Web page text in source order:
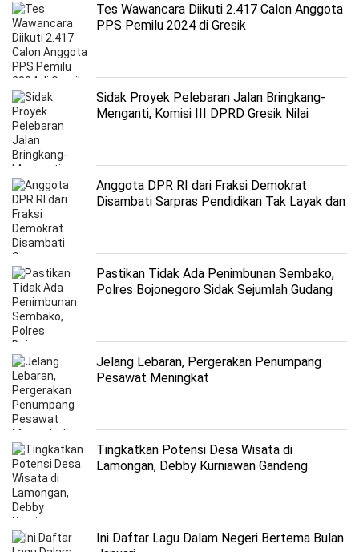
Tes Wawancara Diikuti 2.417 Calon Anggota
PPS Pemilu 2024 di Gresik
Sidak Proyek Pelebaran Jalan Bringkang-
Menganti, Komisi III DPRD Gresik Nilai
Anggota DPR RI dari Fraksi Demokrat
Disambati Sarpras Pendidikan Tak Layak dan
Pastikan Tidak Ada Penimbunan Sembako,
Polres Bojonegoro Sidak Sejumlah Gudang
Jelang Lebaran, Pergerakan Penumpang
Pesawat Meningkat
Tingkatkan Potensi Desa Wisata di
Lamongan, Debby Kurniawan Gandeng
Ini Daftar Lagu Dalam Negeri Bertema Bulan